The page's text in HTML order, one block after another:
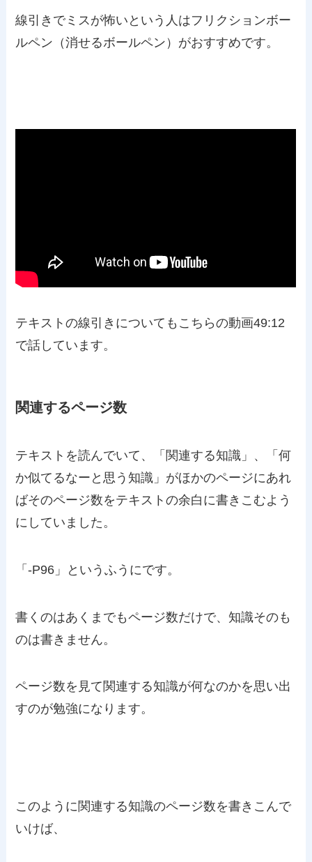
線引きでミスが怖いという人はフリクションボー
ルペン（消せるボールペン）がおすすめです。
テキストの線引きについてもこちらの動画49:12
で話しています。
関連するページ数
テキストを読んでいて、「関連する知識」、「何
か似てるなーと思う知識」がほかのページにあれ
ばそのページ数をテキストの余白に書きこむよう
にしていました。
「-P96」というふうにです。
書くのはあくまでもページ数だけで、知識そのも
のは書きません。
ページ数を見て関連する知識が何なのかを思い出
すのが勉強になります。
このように関連する知識のページ数を書きこんで
いけば、